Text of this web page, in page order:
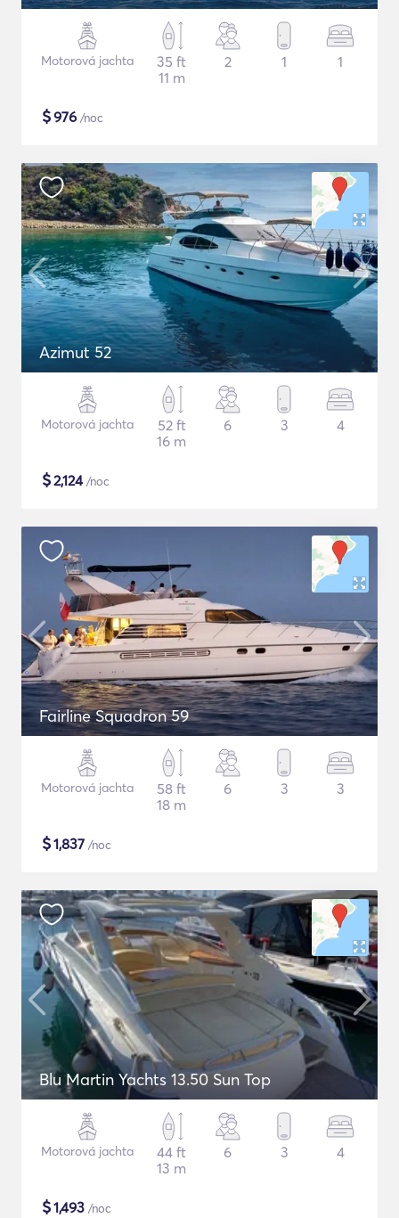
Motorová jachta
35 ft
11 m
2 1 1
$976 /noc
Azimut 52
Motorová jachta
52 ft
16 m
6 3 4
$2,124/noc
Fairline Squadron 59
Motorová jachta
58 ft
18 m
6 3 3
$1,837 /noc
Blu Martin Yachts 13.50 Sun Top
Motorová jachta
44 ft
13 m
6 3 4
$1,493 /noc